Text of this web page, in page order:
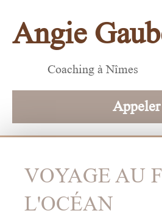
Angie
Coaching à Nîmes
Appeler
VOYAGE AU
L'OCÉAN